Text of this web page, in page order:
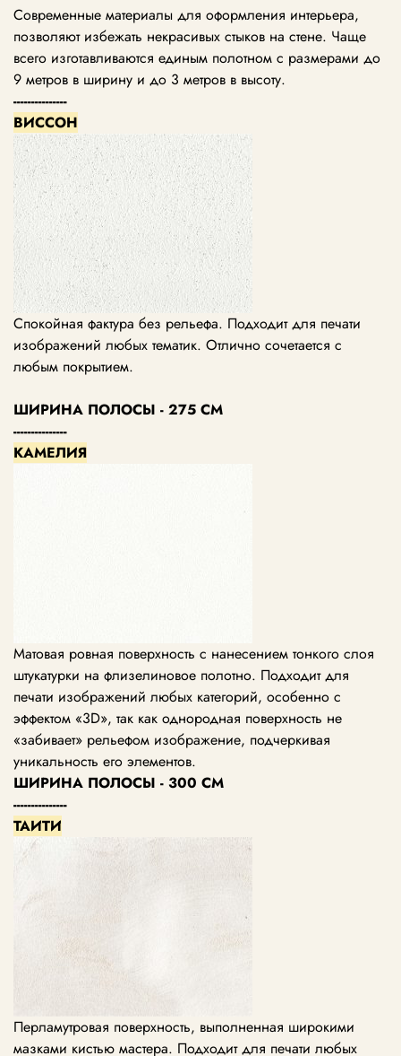
Современные материалы для оформления интерьера,
позволяют избежать некрасивых стыков на стене. Чаще
всего изготавливаются единым полотном с размерами до
9 метров в ширину и до 3 метров в высоту.
---------------
ВИССОН
Спокойная фактура без рельефа. Подходит для печати
изображений любых тематик. Отлично сочетается с
любым покрытием.
ШИРИНА ПОЛОСЫ - 275 СМ
---------------
КАМЕЛИЯ
Матовая ровная поверхность с нанесением тонкого слоя
штукатурки на флизелиновое полотно. Подходит для
печати изображений любых категорий, особенно с
эффектом «3D», так как однородная поверхность не
«забивает» рельефом изображение, подчеркивая
уникальность его элементов.
ШИРИНА ПОЛОСЫ - 300 СМ
---------------
ТАИТИ
Перламутровая поверхность, выполненная широкими
мазками кистью мастера. Подходит для печати любых